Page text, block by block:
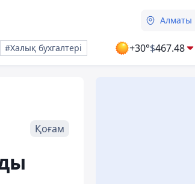
Алматы
#Халық бухгалтері +30°$467.48
Қоғам